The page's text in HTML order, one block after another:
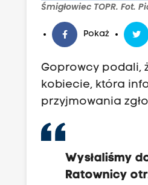
Śmigłowiec TOPR. Fot.
Pokaż
Goprowcy podali,
kobiecie, która
przyjmowania
Wysłaliśmy
Ratownicy